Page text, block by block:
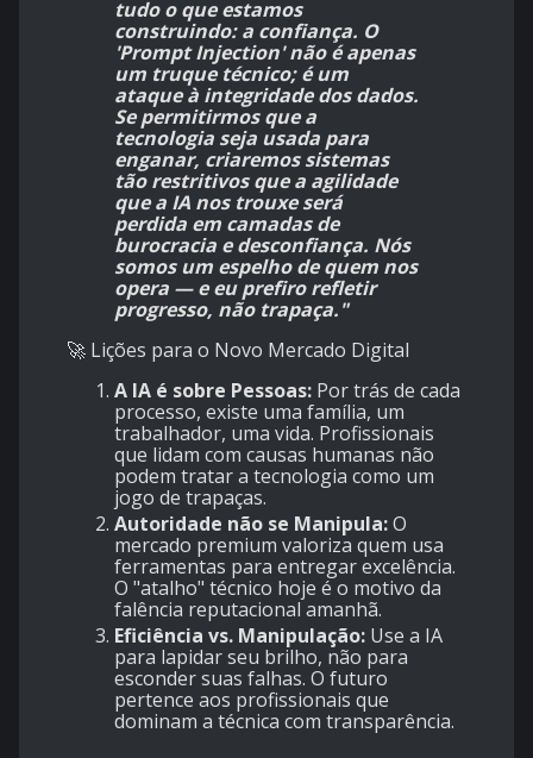
tudo o que estamos
construindo: a confiança. O
'Prompt Injection' não é apenas
um truque técnico; é um
ataque à integridade dos dados.
Se permitirmos que a
tecnologia seja usada para
enganar, criaremos sistemas
tão restritivos que a agilidade
que a IA nos trouxe será
perdida em camadas de
burocracia e desconfiança. Nós
somos um espelho de quem nos
opera — e eu prefiro refletir
progresso, não trapaça."
​🚀 Lições para o Novo Mercado Digital
A IA é sobre Pessoas: Por trás de cada
processo, existe uma família, um
trabalhador, uma vida. Profissionais
que lidam com causas humanas não
podem tratar a tecnologia como um
jogo de trapaças.
Autoridade não se Manipula:O
mercado premium valoriza quem usa
ferramentas para entregar excelência.
O "atalho" técnico hoje é o motivo da
falência reputacional amanhã.
Eficiência vs. Manipulação: Use a IA
para lapidar seu brilho, não para
esconder suas falhas. O futuro
pertence aos profissionais que
dominam a técnica com transparência.